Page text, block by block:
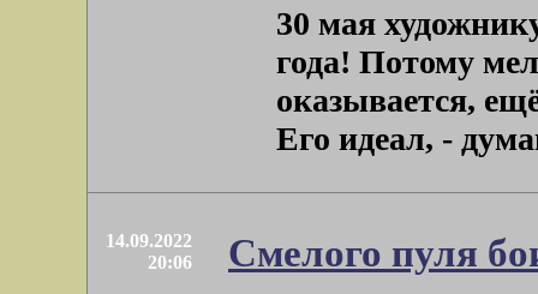
30 мая
года! Потому
оказывается,
Его идеал, -
14.09.2022
20:06
Смелого пуля